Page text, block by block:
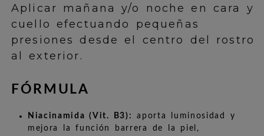
Aplicar mañana y/o noche en cara y
cuello efectuando pequeñas
presiones desde el centro del rostro
al exterior.
FÓRMULA
Niacinamida (Vit. B3):
aporta luminosidad y
mejora la función barrera de la piel,